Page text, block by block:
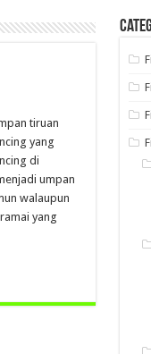
tiruan
yang
di
umpan
walaupun
yang